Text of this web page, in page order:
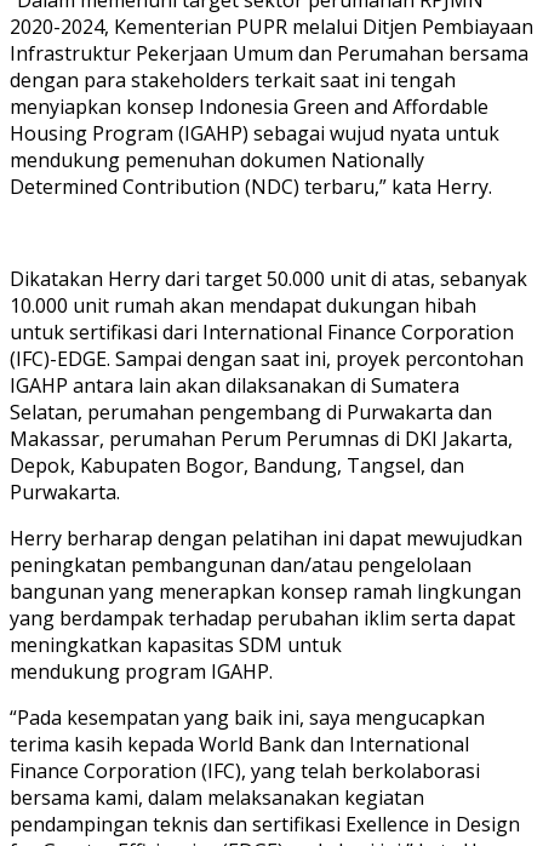
2020-2024, Kementerian PUPR melalui Ditjen Pembiayaan
Infrastruktur Pekerjaan Umum dan Perumahan bersama
dengan para stakeholders terkait saat ini tengah
menyiapkan konsep Indonesia Green and Affordable
Housing Program (IGAHP) sebagai wujud nyata untuk
mendukung pemenuhan dokumen Nationally
Determined Contribution (NDC) terbaru,” kata Herry.
Dikatakan Herry dari target 50.000 unit di atas, sebanyak
10.000 unit rumah akan mendapat dukungan hibah
untuk sertifikasi dari International Finance Corporation
(IFC)-EDGE. Sampai dengan saat ini, proyek percontohan
IGAHP antara lain akan dilaksanakan di Sumatera
Selatan, perumahan pengembang di Purwakarta dan
Makassar, perumahan Perum Perumnas di DKI Jakarta,
Depok, Kabupaten Bogor, Bandung, Tangsel, dan
Purwakarta.
Herry berharap dengan pelatihan ini dapat mewujudkan
peningkatan pembangunan dan/atau pengelolaan
bangunan yang menerapkan konsep ramah lingkungan
yang berdampak terhadap perubahan iklim serta dapat
meningkatkan kapasitas SDM untuk
mendukung program IGAHP.
“Pada kesempatan yang baik ini, saya mengucapkan
terima kasih kepada World Bank dan International
Finance Corporation (IFC), yang telah berkolaborasi
bersama kami, dalam melaksanakan kegiatan
pendampingan teknis dan sertifikasi Exellence in Design